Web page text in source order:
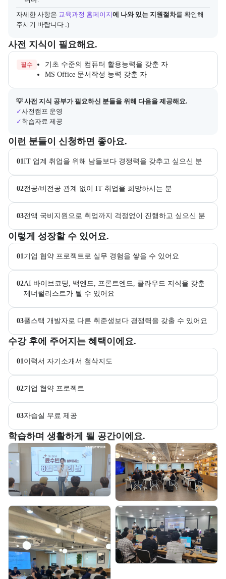
자세한 사항은 교육과정 홈페이지에 나와 있는 지원절차를 확인해
주시기 바랍니다 :)
사전 지식이 필요해요.
수강 전 준비하면 좋은 필수 및 권장 사전 지식과, 사전 학습 자료 제
필수
기초 수준의 컴퓨터 활용능력을 갖춘 자
MS Office 문서작성 능력 갖춘 자
사전 지식 공부가 필요한 수강생을 위해 제공되는 자료 목록이다.
💡 사전 지식 공부가 필요하신 분들을 위해 다음을 제공해요.
✓사전캠프 운영
✓ 학습자료 제공
이런 분들이 신청하면 좋아요.
이 교육과정이 어떤 분들께 추천되는지 항목으로 안내한다. 더보기
01IT 업계 취업을 위해 남들보다 경쟁력을 갖추고 싶으신 분
02전공/비전공 관계 없이 IT 취업을 희망하시는 분
03전액 국비지원으로 취업까지 걱정없이 진행하고 싶으신 분
이렇게 성장할 수 있어요.
이 교육과정에서 성취할 수 있는 목표를 항목으로 안내한다. 더보기
01기업 협약 프로젝트로 실무 경험을 쌓을 수 있어요
02AI 바이브코딩, 백엔드, 프론트엔드, 클라우드 지식을 갖춘
제너럴리스트가 될 수 있어요
03풀스택 개발자로 다른 취준생보다 경쟁력을 갖출 수 있어요
수강 후에 주어지는 혜택이에요.
교육과정 수강 시 제공되는 혜택 목록을 안내한다.
01이력서 자기소개서 첨삭지도
02기업 협약 프로젝트
03자습실 무료 제공
학습하며 생활하게 될 공간이에요.
부트캠프 교육 환경 사진을 목록으로 보여준다.
교육 환경 사진 목록